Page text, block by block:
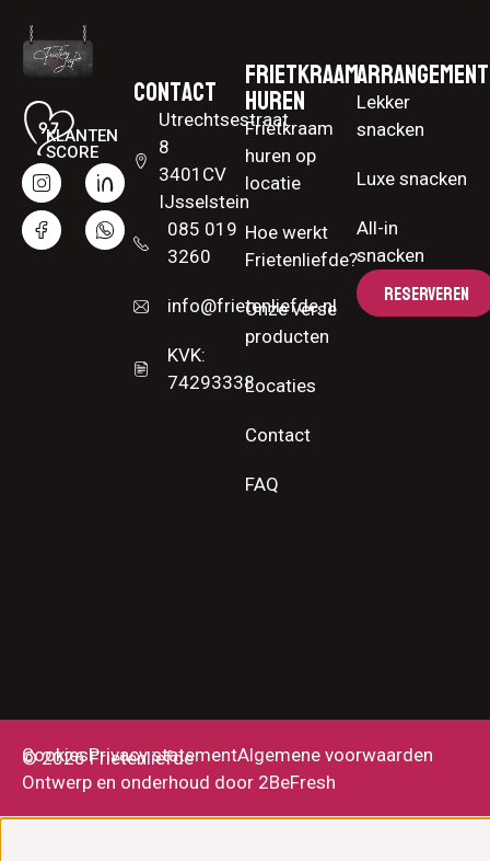
KLANTEN
SCORE
Contact
Utrechtsestraat
8
3401CV
IJsselstein
085 019
3260
info@frietenliefde.nl
KVK:
74293338
Frietkraam
huren
Frietkraam
huren op
locatie
Hoe werkt
Frietenliefde?
Onze verse
producten
Locaties
Contact
FAQ
Lekker
snacken
Luxe snacken
All-in
snacken
RESERVEREN
© 2026 Frietenliefde
CookiesPrivacy statementAlgemene voorwaarden
Ontwerp en onderhoud door 2BeFresh